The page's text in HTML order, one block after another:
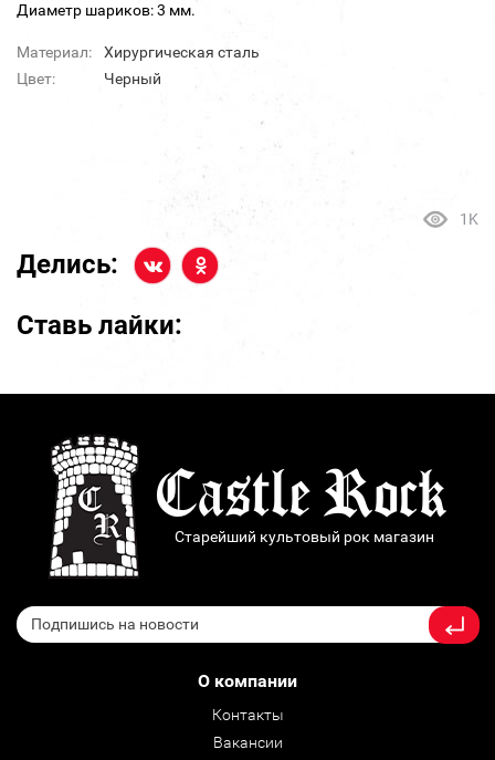
Диаметр шариков: 3 мм.
Материал:
Хирургическая сталь
Цвет:
Черный
1K
Делись:
Ставь лайки:
Старейший культовый рок магазин
О компании
Контакты
Вакансии